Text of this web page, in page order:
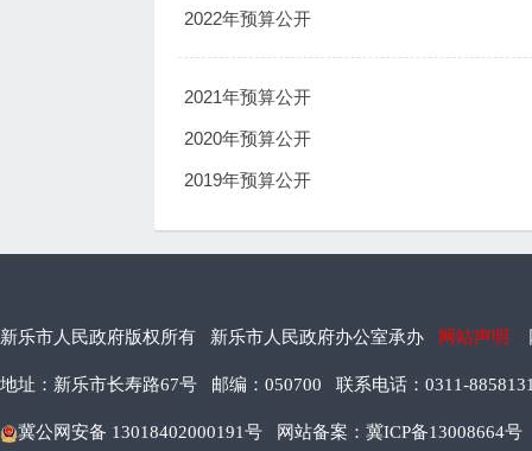
2022年预算公开
2021年预算公开
2020年预算公开
2019年预算公开